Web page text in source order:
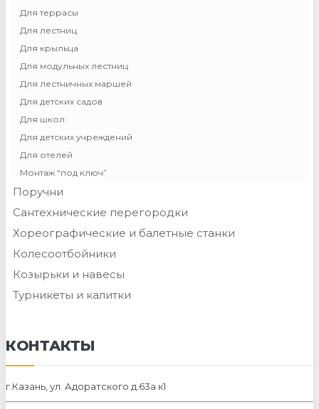
Для террасы
Для лестниц
Для крыльца
Для модульных лестниц
Для лестничных маршей
Для детских садов
Для школ
Для детских учреждений
Для отелей
Монтаж “под ключ”
Поручни
Сантехнические перегородки
Хореографические и балетные станки
Колесоотбойники
Козырьки и навесы
Турникеты и калитки
КОНТАКТЫ
г.Казань, ул. Адоратского д.63а к1